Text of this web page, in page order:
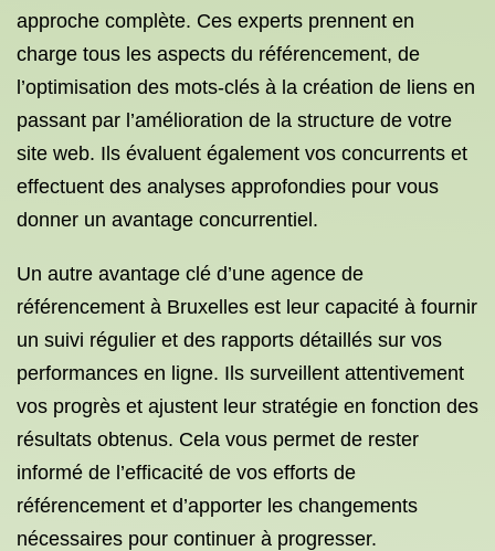
approche complète. Ces experts prennent en
charge tous les aspects du référencement, de
l’optimisation des mots-clés à la création de liens en
passant par l’amélioration de la structure de votre
site web. Ils évaluent également vos concurrents et
effectuent des analyses approfondies pour vous
donner un avantage concurrentiel.
Un autre avantage clé d’une agence de
référencement à Bruxelles est leur capacité à fournir
un suivi régulier et des rapports détaillés sur vos
performances en ligne. Ils surveillent attentivement
vos progrès et ajustent leur stratégie en fonction des
résultats obtenus. Cela vous permet de rester
informé de l’efficacité de vos efforts de
référencement et d’apporter les changements
nécessaires pour continuer à progresser.